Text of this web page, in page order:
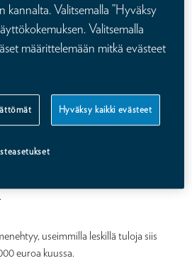
uskoo, että yhteiskunta tukee
leskeneläke ei kata sitä
seuraa perheen
useimmilla leskillä tuloja siis
euroa kuussa.
kannalta. Valitsemalla ”Hyväksy
Valitsemalla
määrittelemään mitkä evästeet
Hyväksy kaikki evästeet